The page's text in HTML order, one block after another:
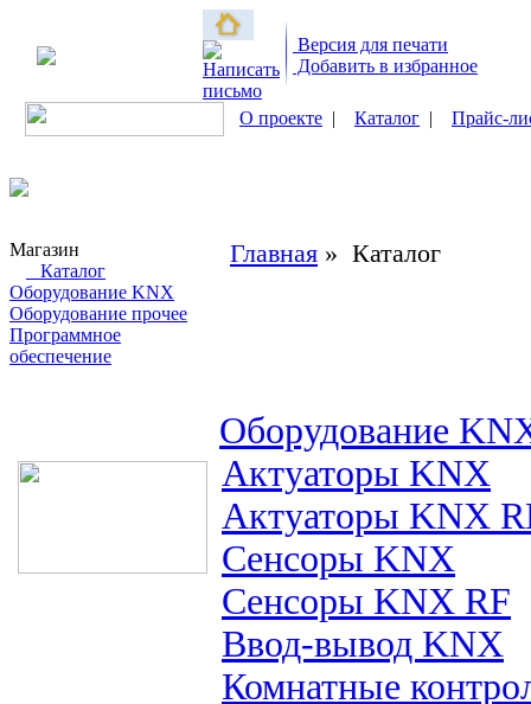
Версия для печати
Добавить в избранное
О проекте | Каталог | Прайс-
Магазин
Каталог
Оборудование KNX
Оборудование прочее
Программное
обеспечение
Главная » Каталог
Оборудование
Актуаторы KNX
Актуаторы KNX
Сенсоры KNX
Сенсоры KNX RF
Ввод-вывод KNX
Комнатные